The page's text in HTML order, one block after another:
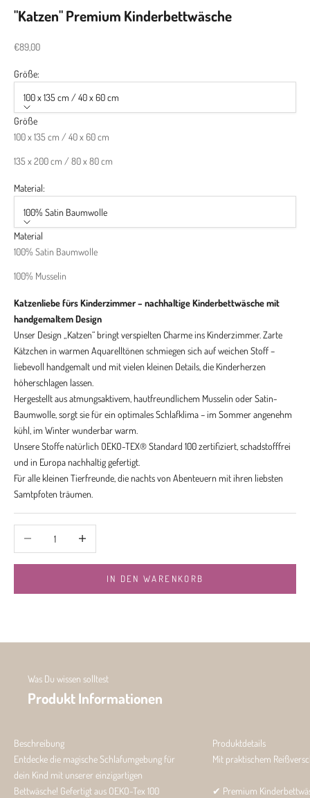
"Katzen" Premium Kinderbettwäsche
Angebot
€89,00
Größe:
100 x 135 cm / 40 x 60 cm
Größe
100 x 135 cm / 40 x 60 cm
135 x 200 cm / 80 x 80 cm
Material:
100% Satin Baumwolle
Material
100% Satin Baumwolle
100% Musselin
Katzenliebe fürs Kinderzimmer – nachhaltige Kinderbettwäsche mit
handgemaltem Design
Unser Design „Katzen“ bringt verspielten Charme ins Kinderzimmer. Zarte
Kätzchen in warmen Aquarelltönen schmiegen sich auf weichen Stoff –
liebevoll handgemalt und mit vielen kleinen Details, die Kinderherzen
höherschlagen lassen.
Hergestellt aus atmungsaktivem, hautfreundlichem Musselin oder Satin-
Baumwolle, sorgt sie für ein optimales Schlafklima – im Sommer angenehm
kühl, im Winter wunderbar warm.
Unsere Stoffe natürlich OEKO-TEX® Standard 100 zertifiziert, schadstofffrei
und in Europa nachhaltig gefertigt.
Für alle kleinen Tierfreunde, die nachts von Abenteuern mit ihren liebsten
Samtpfoten träumen.
Anzahl erhöhen
IN DEN WARENKORB
Was Du wissen solltest
Produkt Informationen
Beschreibung
Entdecke die magische Schlafumgebung für
dein Kind mit unserer einzigartigen
Bettwäsche! Gefertigt aus OEKO-Tex 100
Produktdetails
Mit praktischem
✔ Premium